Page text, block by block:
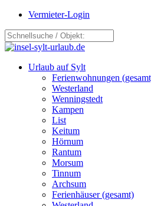
Vermieter-Login
Urlaub auf Sylt
Ferienwohnungen
Westerland
Wenningstedt
Kampen
List
Keitum
Hörnum
Rantum
Morsum
Tinnum
Archsum
Ferienhäuser (gesamt)